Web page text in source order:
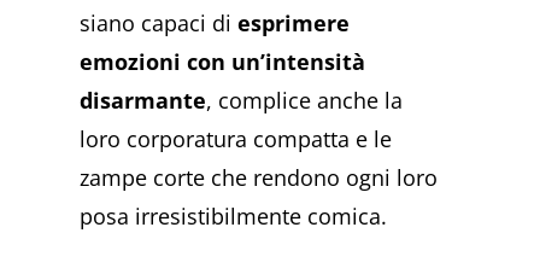
siano capaci diesprimere
emozioni con un’intensità
disarmante, complice anche la
loro corporatura compatta e le
zampe corte che rendono ogni loro
posa irresistibilmente comica.